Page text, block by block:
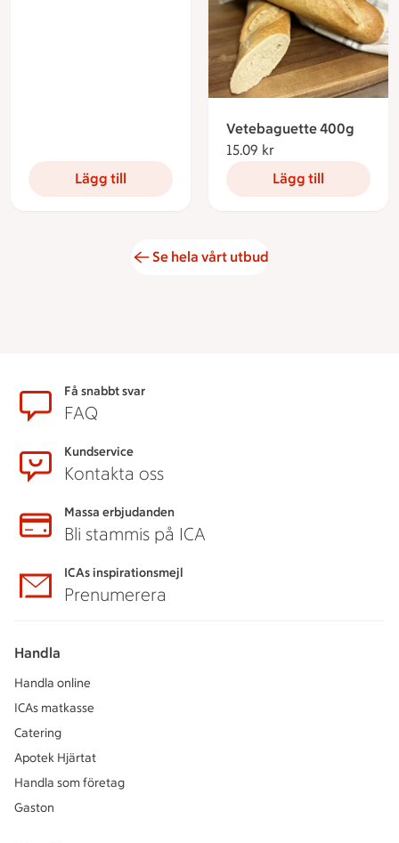
Lägg till
Vetebaguette 400g
15.09 kr
Lägg till
Se hela vårt utbud
SidfotFå snabbt svar
FAQ
Kundservice
Kontakta oss
Massa erbjudanden
Bli stammis på ICA
ICAs inspirationsmejl
Prenumerera
Handla
Handla online
ICAs matkasse
Catering
Apotek Hjärtat
Handla som företag
Gaston